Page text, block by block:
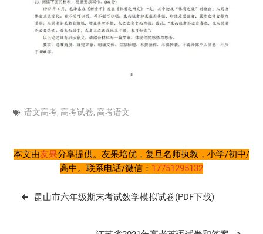
语文高考, 高考试卷, 高考语文
本文由友果分享提供。友果培优，复旦名师执教，小学/初中/
高中。联系电话/微信： 17751295132
文
昆山市六年级期末考试数学模拟试卷(PDF下载)